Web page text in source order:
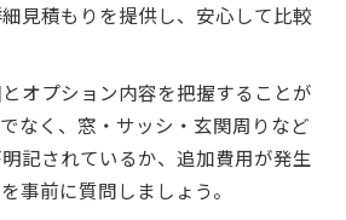
見積もりを提供し、安心して比較
オプション内容を把握することが
なく、窓・サッシ・玄関周りなど
記されているか、追加費用が発生
事前に質問しましょう。